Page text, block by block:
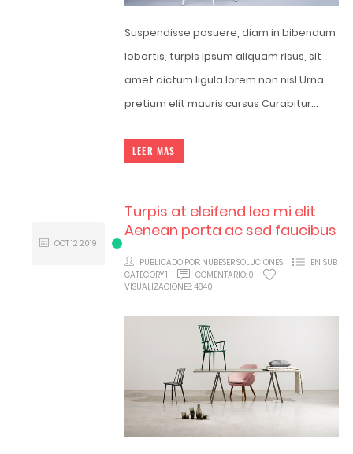
Suspendisse posuere, diam in bibendum
lobortis, turpis ipsum aliquam risus, sit
amet dictum ligula lorem non nisl Urna
pretium elit mauris cursus Curabitur...
LEER MAS
Turpis at eleifend leo mi elit
Aenean porta ac sed faucibus
PUBLICADO POR: NUBESER SOLUCIONES EN:SUB
CATEGORY 1
OCT12 2019
COMENTARIO: 0
VISUALIZACIONES:4840